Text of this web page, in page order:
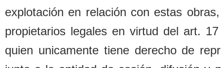
explotación en relación con estas ob
propietarios legales en virtud del art.
quien unicamente tiene derecho de